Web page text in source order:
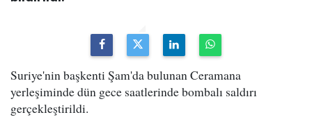
Suriye'nin başkenti Şam'da bulunan Ceramana
yerleşiminde dün gece saatlerinde bombalı saldırı
gerçekleştirildi.